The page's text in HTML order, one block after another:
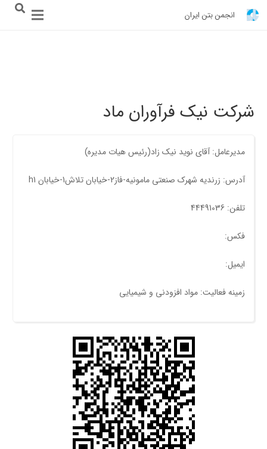
انجمن بتن ایران
شرکت نیک فرآوران ماد
مدیرعامل: آقای نوید نیک زاد(رئیس هیات مدیره)
آدرس: زرندیه شهرک صنعتی مامونیه-فاز2-خیابان تلاش1-خیابان h1
تلفن: 44491036
فکس:
ایمیل:
زمینه فعالیت: مواد افزودنی و شیمیایی